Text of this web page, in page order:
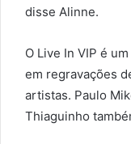
disse Alinne.
O Live In VIP é
em regravações
artistas. Paulo
Thiaguinho